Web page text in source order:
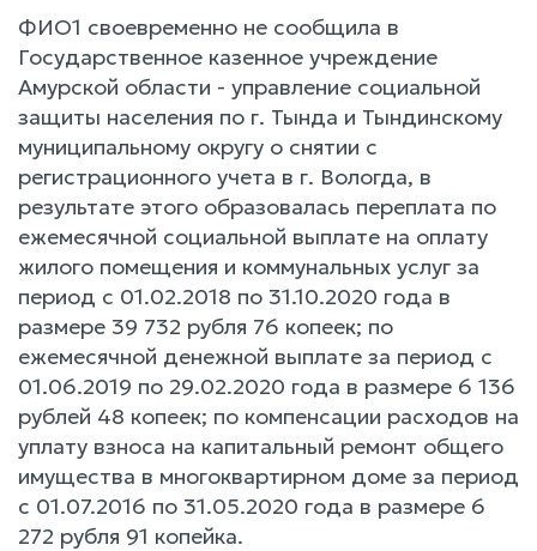
ФИО1 своевременно не сообщила в
Государственное казенное учреждение
Амурской области - управление социальной
защиты населения по г. Тында и Тындинскому
муниципальному округу о снятии с
регистрационного учета в г. Вологда, в
результате этого образовалась переплата по
ежемесячной социальной выплате на оплату
жилого помещения и коммунальных услуг за
период с 01.02.2018 по 31.10.2020 года в
размере 39 732 рубля 76 копеек; по
ежемесячной денежной выплате за период с
01.06.2019 по 29.02.2020 года в размере 6 136
рублей 48 копеек; по компенсации расходов на
уплату взноса на капитальный ремонт общего
имущества в многоквартирном доме за период
с 01.07.2016 по 31.05.2020 года в размере 6
272 рубля 91 копейка.